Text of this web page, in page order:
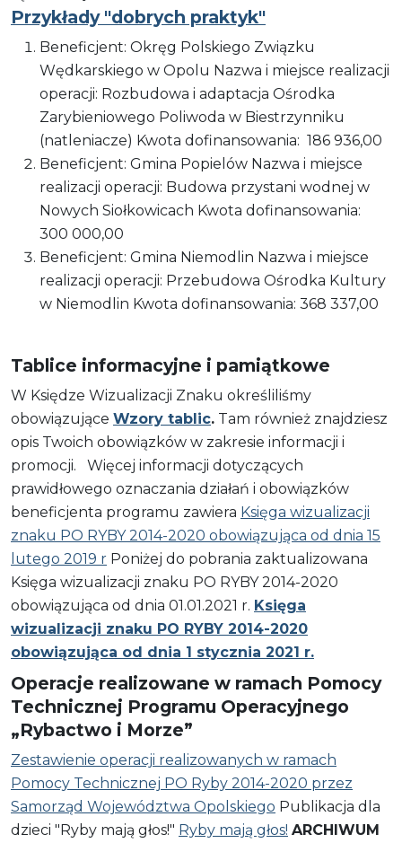
Przykłady "dobrych praktyk"
Beneficjent: Okręg Polskiego Związku
Wędkarskiego w Opolu Nazwa i miejsce realizacji
operacji: Rozbudowa i adaptacja Ośrodka
Zarybieniowego Poliwoda w Biestrzynniku
(natleniacze) Kwota dofinansowania: 186 936,00
Beneficjent: Gmina Popielów Nazwa i miejsce
realizacji operacji: Budowa przystani wodnej w
Nowych Siołkowicach Kwota dofinansowania:
300 000,00
Beneficjent: Gmina Niemodlin Nazwa i miejsce
realizacji operacji: Przebudowa Ośrodka Kultury
w Niemodlin Kwota dofinansowania: 368 337,00
Tablice informacyjne i pamiątkowe
W Księdze Wizualizacji Znaku określiliśmy
obowiązujące Wzory tablic. Tam również znajdziesz
opis Twoich obowiązków w zakresie informacji i
promocji. Więcej informacji dotyczących
prawidłowego oznaczania działań i obowiązków
beneficjenta programu zawiera Księga wizualizacji
znaku PO RYBY 2014-2020 obowiązująca od dnia 15
lutego 2019 r Poniżej do pobrania zaktualizowana
Księga wizualizacji znaku PO RYBY 2014-2020
obowiązująca od dnia 01.01.2021 r. Księga
wizualizacji znaku PO RYBY 2014-2020
obowiązująca od dnia 1 stycznia 2021 r.
Operacje realizowane w ramach Pomocy
Technicznej Programu Operacyjnego
„Rybactwo i Morze”
Zestawienie operacji realizowanych w ramach
Pomocy Technicznej PO Ryby 2014-2020 przez
Samorząd Województwa Opolskiego Publikacja dla
dzieci "Ryby mają głos!" Ryby mają głos! ARCHIWUM